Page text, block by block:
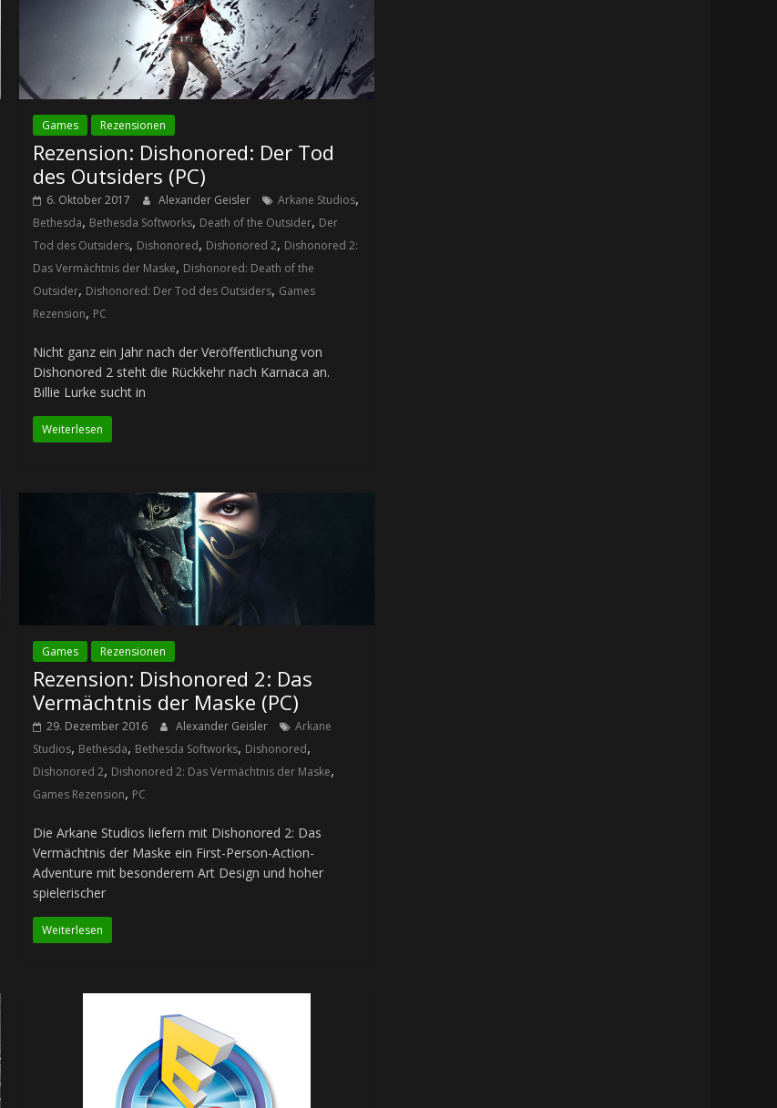
Games Rezensionen
Rezension: Dishonored: Der Tod
des Outsiders (PC)
6. Oktober 2017 Alexander Geisler Arkane Studios,
Bethesda, Bethesda Softworks, Death of the Outsider, Der
Tod des Outsiders, Dishonored, Dishonored 2, Dishonored 2:
Das Vermächtnis der Maske, Dishonored: Death of the
Outsider, Dishonored: Der Tod des Outsiders, Games
Rezension, PC
Nicht ganz ein Jahr nach der Veröffentlichung von
Dishonored 2 steht die Rückkehr nach Karnaca an.
Billie Lurke sucht in
Weiterlesen
Games Rezensionen
Rezension: Dishonored 2: Das
Vermächtnis der Maske (PC)
29. Dezember 2016 Alexander Geisler
Arkane
Studios, Bethesda, Bethesda Softworks, Dishonored,
Dishonored 2, Dishonored 2: Das Vermächtnis der Maske,
Games Rezension, PC
Die Arkane Studios liefern mit Dishonored 2: Das
Vermächtnis der Maske ein First-Person-Action-
Adventure mit besonderem Art Design und hoher
spielerischer
Weiterlesen